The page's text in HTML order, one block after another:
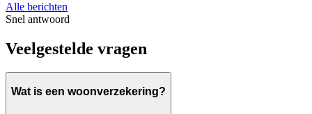
Alle berichten
Snel antwoord
Veelgestelde vragen
Wat is een woonverzekering?